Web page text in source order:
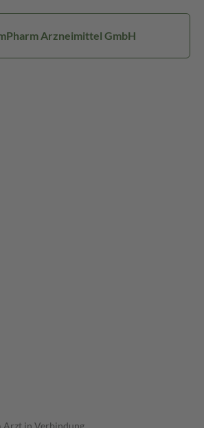
Arzneimittel GmbH
Arzt in Verbindung.